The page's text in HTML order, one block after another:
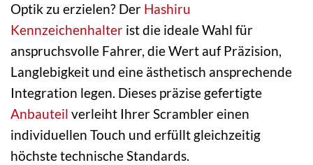
Optik zu erzielen? Der Hashiru
Kennzeichenhalter ist die ideale Wahl für
anspruchsvolle Fahrer, die Wert auf Präzision,
Langlebigkeit und eine ästhetisch ansprechende
Integration legen. Dieses präzise gefertigte
Anbauteil verleiht Ihrer Scrambler einen
individuellen Touch und erfüllt gleichzeitig
höchste technische Standards.